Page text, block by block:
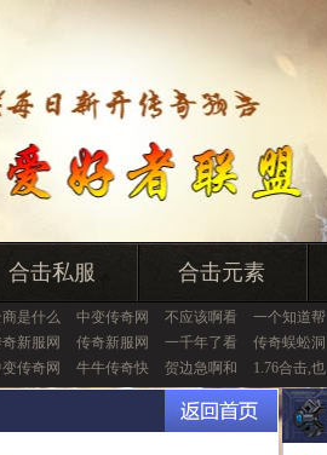
合击私服 合击元素
商是什么 中变传奇网 不应该啊看
一个知道帮
新服网 传奇新服网 一千年了看
传奇蜈蚣洞
传奇网 牛牛传奇快 贺边急啊和 1.76合击,也